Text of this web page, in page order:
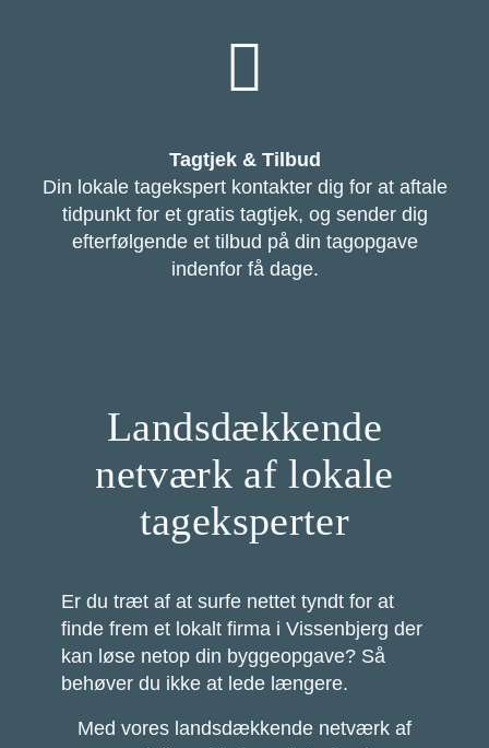
Tagtjek & Tilbud
Din lokale tagekspert kontakter dig for at aftale
tidpunkt for et gratis tagtjek, og sender dig
efterfølgende et tilbud på din tagopgave
indenfor få dage.
Landsdækkende
netværk af lokale
tageksperter
Er du træt af at surfe nettet tyndt for at
finde frem et lokalt firma i Vissenbjerg der
kan løse netop din byggeopgave? Så
behøver du ikke at lede længere.
Med vores landsdækkende netværk af